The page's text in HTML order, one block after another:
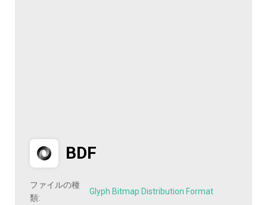
BDF
ファイルの種
類:
Glyph Bitmap Distribution Format